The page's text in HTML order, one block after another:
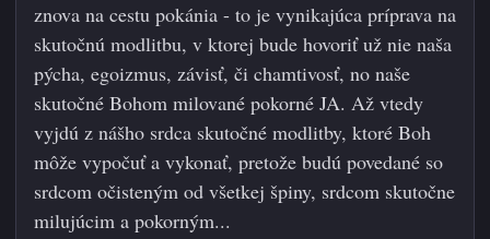
znova na cestu pokánia - to je vynikajúca príprava na
skutočnú modlitbu, v ktorej bude hovoriť už nie naša
pýcha, egoizmus, závisť, či chamtivosť, no naše
skutočné Bohom milované pokorné JA. Až vtedy
vyjdú z nášho srdca skutočné modlitby, ktoré Boh
môže vypočuť a vykonať, pretože budú povedané so
srdcom očisteným od všetkej špiny, srdcom skutočne
milujúcim a pokorným...